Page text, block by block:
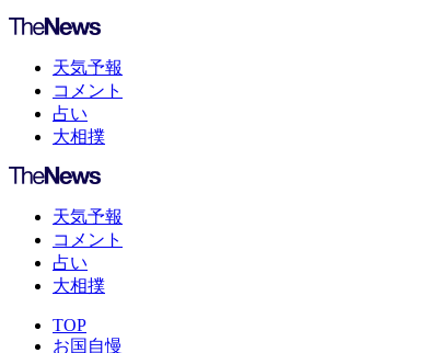
天気予報
コメント
占い
大相撲
天気予報
コメント
占い
大相撲
TOP
お国自慢